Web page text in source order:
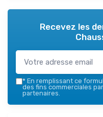
Recevez les
* En remplissant ce
des fins commerciales
partenaires.